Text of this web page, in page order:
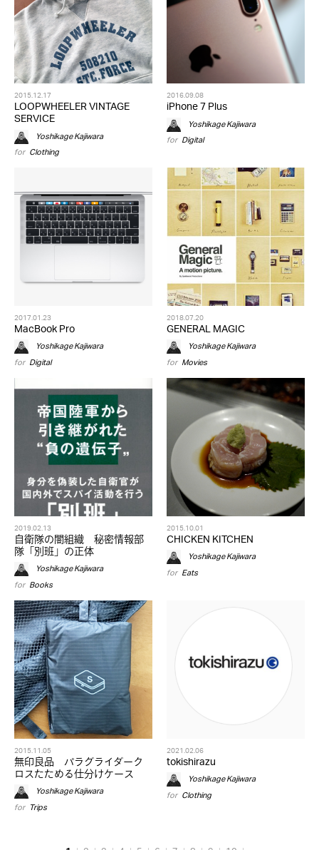
2015.12.17
LOOPWHEELER VINTAGE
SERVICE
Yoshikage Kajiwara
for Clothing
2016.09.08
iPhone 7 Plus
Yoshikage Kajiwara
for Digital
2017.01.23
MacBook Pro
Yoshikage Kajiwara
for Digital
2018.07.20
GENERAL MAGIC
Yoshikage Kajiwara
for Movies
2019.02.13
自衛隊の闇組織 秘密情報部
隊「別班」の正体
Yoshikage Kajiwara
for Books
2015.10.01
CHICKEN KITCHEN
Yoshikage Kajiwara
for Eats
2015.11.05
無印良品 パラグライダーク
ロスたためる仕分けケース
Yoshikage Kajiwara
for Trips
2021.02.06
tokishirazu
Yoshikage Kajiwara
for Clothing